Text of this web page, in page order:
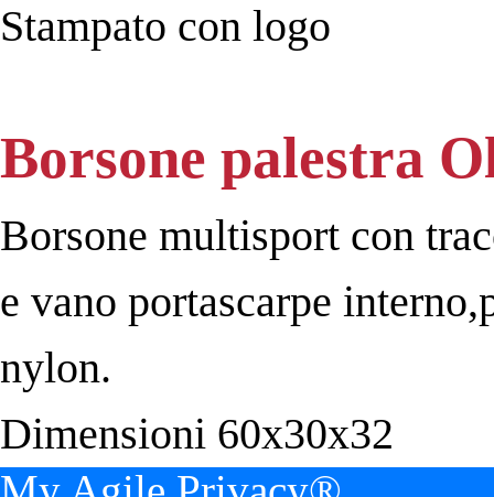
Stampato con logo
Borsone palestra
Borsone multisport con
e vano portascarpe
nylon.
Dimensioni 60x30x32